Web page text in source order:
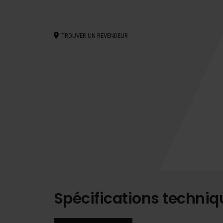
TROUVER UN REVENDEUR
Spécifications